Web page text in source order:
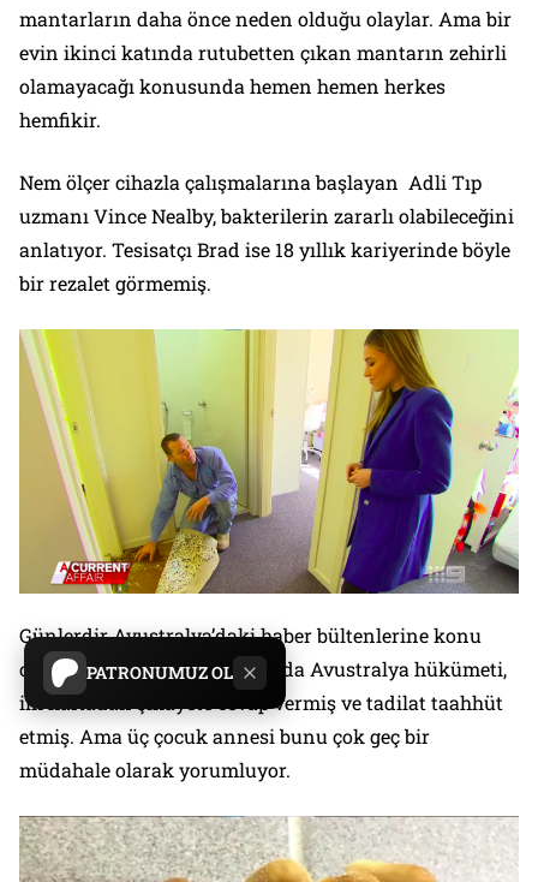
PATRONUMUZ OL
mantarların daha önce neden olduğu olaylar. Ama bir
evin ikinci katında rutubetten çıkan mantarın zehirli
olamayacağı konusunda hemen hemen herkes
hemfikir.
Nem ölçer cihazla çalışmalarına başlayan Adli Tıp
uzmanı Vince Nealby, bakterilerin zararlı olabileceğini
anlatıyor. Tesisatçı Brad ise 18 yıllık kariyerinde böyle
bir rezalet görmemiş.
Günlerdir Avustralya’daki haber bültenlerine konu
olan bu “elim” hadisede aslında Avustralya hükümeti,
ilk haftadan şikâyete cevap vermiş ve tadilat taahhüt
etmiş. Ama üç çocuk annesi bunu çok geç bir
müdahale olarak yorumluyor.